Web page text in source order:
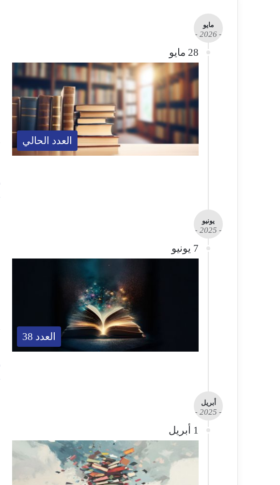
مايو
- 2026 -
28 مايو
العدد الحالي
يونيو
- 2025 -
7 يونيو
العدد 38
أبريل
- 2025 -
1 أبريل